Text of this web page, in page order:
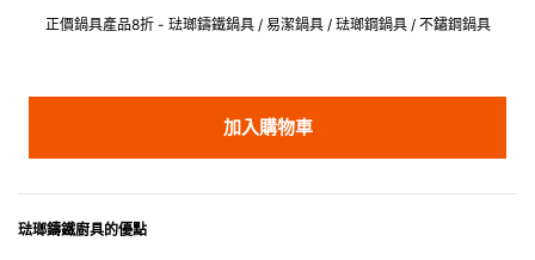
正價鍋具產品8折 - 琺瑯鑄鐵鍋具 / 易潔鍋具 / 琺瑯鋼鍋具 / 不鏽鋼鍋具
加入購物車
琺瑯鑄鐵廚具的優點